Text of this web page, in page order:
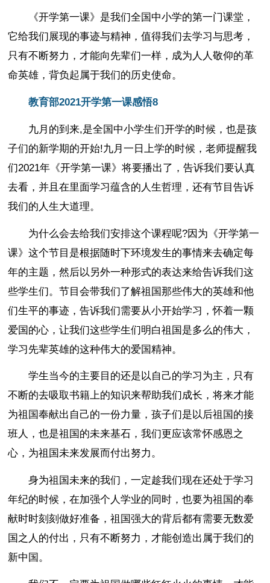
《开学第一课》是我们全国中小学的第一门课堂，
它给我们展现的事迹与精神，值得我们去学习与思考，
只有不断努力，才能向先辈们一样，成为人人敬仰的革
命英雄，背负起属于我们的历史使命。
教育部2021开学第一课感悟8
九月的到来,是全国中小学生们开学的时候，也是孩
子们的新学期的开始!九月一日上学的时候，老师提醒我
们2021年《开学第一课》将要播出了，告诉我们要认真
去看，并且在里面学习蕴含的人生哲理，还有节目告诉
我们的人生大道理。
为什么会去给我们安排这个课程呢?因为《开学第一
课》这个节目是根据随时下环境发生的事情来去确定每
年的主题，然后以另外一种形式的表达来给告诉我们这
些学生们。节目会带我们了解祖国那些伟大的英雄和他
们生平的事迹，告诉我们需要从小开始学习，怀着一颗
爱国的心，让我们这些学生们明白祖国是多么的伟大，
学习先辈英雄的这种伟大的爱国精神。
学生当今的主要目的还是以自己的学习为主，只有
不断的去吸取书籍上的知识来帮助我们成长，将来才能
为祖国奉献出自己的一份力量，孩子们是以后祖国的接
班人，也是祖国的未来基石，我们更应该常怀感恩之
心，为祖国未来发展而付出努力。
身为祖国未来的我们，一定趁我们现在还处于学习
年纪的时候，在加强个人学业的同时，也要为祖国的奉
献时时刻刻做好准备，祖国强大的背后都有需要无数爱
国之人的付出，只有不断努力，才能创造出属于我们的
新中国。